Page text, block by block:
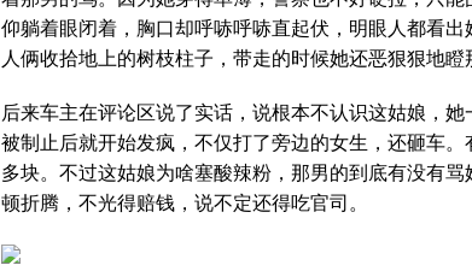
仰躺着眼闭着，胸口却呼哧呼哧直起伏，明眼人都看
人俩收拾地上的树枝柱子，带走的时候她还恶狠狠地瞪
后来车主在评论区说了实话，说根本不认识这姑娘，她
被制止后就开始发疯，不仅打了旁边的女生，还砸车
多块。不过这姑娘为啥塞酸辣粉，那男的到底有没有
顿折腾，不光得赔钱，说不定还得吃官司。